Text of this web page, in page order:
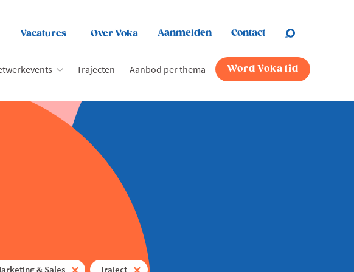
Vacatures Over Voka Aanmelden Contact
Trajecten Aanbod per thema Word Voka lid
& Sales Traject